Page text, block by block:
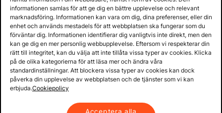
Lager i Sverige
60 dagars öppet köp
Fria returer
informationen samlas för att ge dig en bättre upplevelse och relevant
marknadsföring. Informationen kan vara om dig, dina preferenser, eller din
enhet och används mestadels för att webbplatsen ska fungerar som du
förväntar dig. Informationen identifierar dig vanligtvis inte direkt, men den
kan ge dig en mer personlig webbupplevelse. Eftersom vi respekterar din
rätt till integritet, kan du välja att inte tillåta vissa typer av cookies. Klicka
på de olika kategorierna för att läsa mer och ändra våra
standardinställningar. Att blockera vissa typer av cookies kan dock
påverka din upplevelse av webbplatsen och de tjänster som vi kan
erbjuda.Cookiepolicy
Acceptera alla